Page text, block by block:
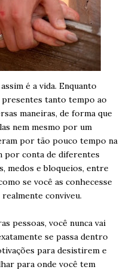
é a vida. Enquanto
presentes tanto tempo ao
maneiras, de forma que
nem mesmo por um
por tão pouco tempo na
por conta de diferentes
medos e bloqueios, entre
se você as conhecesse
conviveu.
pessoas, você nunca vai
se passa dentro
para desistirem e
para onde você tem